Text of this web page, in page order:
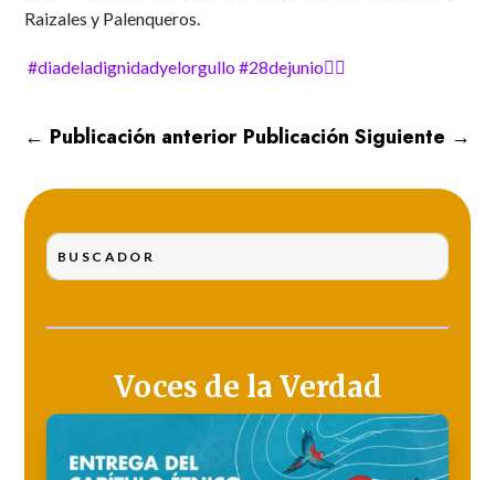
Raizales y Palenqueros.
#diadeladignidadyelorgullo#28dejunio🏳️‍🌈
← Publicación anterior Publicación Siguiente →
Voces de la Verdad